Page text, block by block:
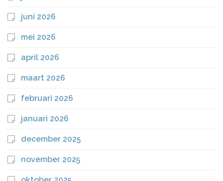
juni 2026
mei 2026
april 2026
maart 2026
februari 2026
januari 2026
december 2025
november 2025